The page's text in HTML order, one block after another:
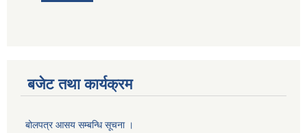
बजेट तथा कार्यक्रम
बोलपत्र आसय सम्बन्धि सूचना ।